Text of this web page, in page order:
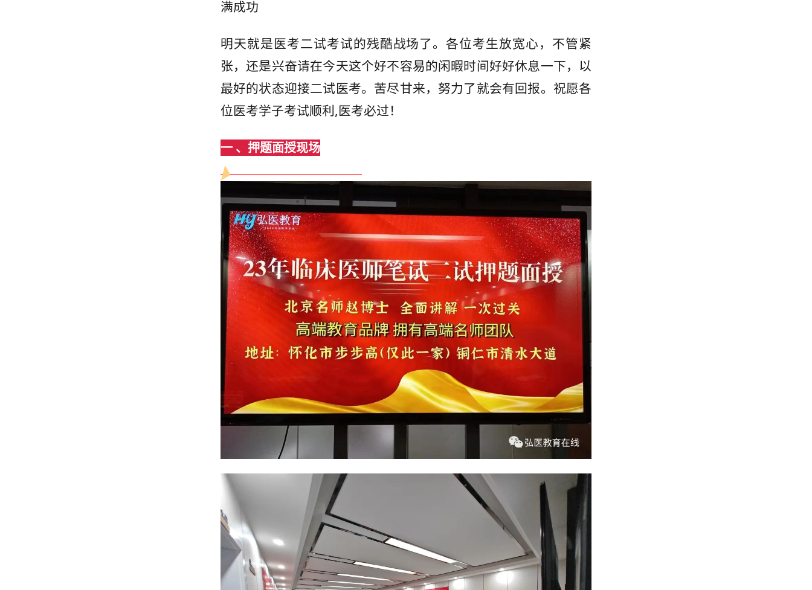
满成功
明天就是医考二试考试的残酷战场了。各位考生放宽心，不管紧
张，还是兴奋请在今天这个好不容易的闲暇时间好好休息一下，以
最好的状态迎接二试医考。苦尽甘来，努力了就会有回报。祝愿各
位医考学子考试顺利,医考必过！
一 、押题面授现场